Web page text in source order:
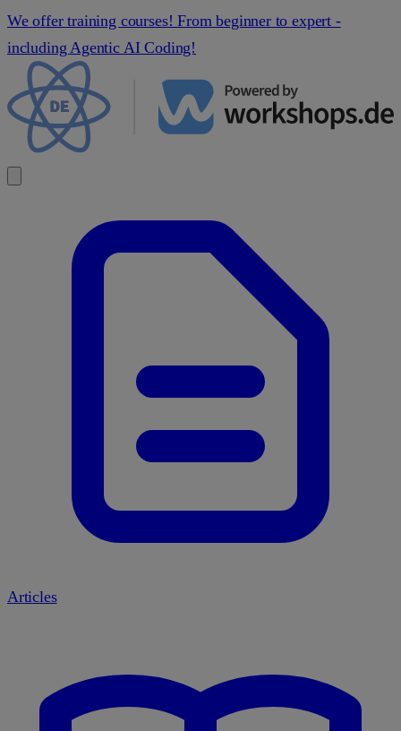
We offer training courses! From beginner to expert -
including Agentic AI Coding!
Articles